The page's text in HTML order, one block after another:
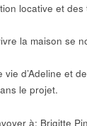
locative et
la maison se
d’Adeline et
le projet.
à: Brigitte